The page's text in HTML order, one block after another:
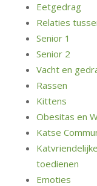
Eetgedrag
Relaties
Senior 1
Senior 2
Vacht en
Rassen
Kittens
Obesitas en
Katse
toedienen
Emoties